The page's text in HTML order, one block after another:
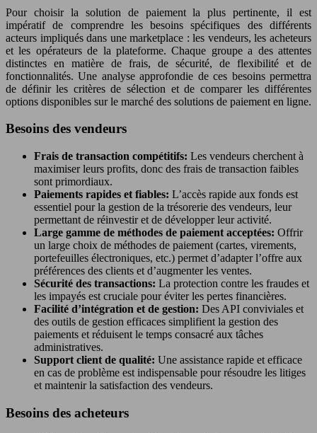
Pour choisir la solution de paiement la plus pertinente, il est
impératif de comprendre les besoins spécifiques des différents
acteurs impliqués dans une marketplace : les vendeurs, les acheteurs
et les opérateurs de la plateforme. Chaque groupe a des attentes
distinctes en matière de frais, de sécurité, de flexibilité et de
fonctionnalités. Une analyse approfondie de ces besoins permettra
de définir les critères de sélection et de comparer les différentes
options disponibles sur le marché des solutions de paiement en ligne.
Besoins des vendeurs
Frais de transaction compétitifs: Les vendeurs cherchent à
maximiser leurs profits, donc des frais de transaction faibles
sont primordiaux.
Paiements rapides et fiables: L’accès rapide aux fonds est
essentiel pour la gestion de la trésorerie des vendeurs, leur
permettant de réinvestir et de développer leur activité.
Large gamme de méthodes de paiement acceptées: Offrir
un large choix de méthodes de paiement (cartes, virements,
portefeuilles électroniques, etc.) permet d’adapter l’offre aux
préférences des clients et d’augmenter les ventes.
Sécurité des transactions: La protection contre les fraudes et
les impayés est cruciale pour éviter les pertes financières.
Facilité d’intégration et de gestion: Des API conviviales et
des outils de gestion efficaces simplifient la gestion des
paiements et réduisent le temps consacré aux tâches
administratives.
Support client de qualité: Une assistance rapide et efficace
en cas de problème est indispensable pour résoudre les litiges
et maintenir la satisfaction des vendeurs.
Besoins des acheteurs